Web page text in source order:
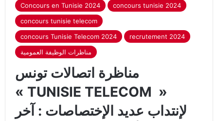
Concours en Tunisie 2024
concours tunisie 2024
concours tunisie telecom
concours Tunisie Telecom 2024
recrutement 2024
مناظرات الوظيفة العمومية
مناظرة اتصالات تونس
« TUNISIE TELECOM »
لإنتداب عديد الإختصاصات : آخر